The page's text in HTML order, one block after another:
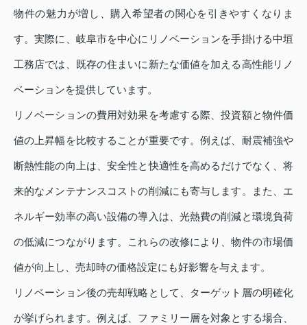
物件の魅力が増し、購入希望者の関心を引きやすくなりま
す。実際に、岐阜市を中心にリノベーションを手掛ける中垣
工務店では、既存の住まいに新たな価値を加える高性能リノ
ベーションを提供しています。
リノベーションの費用対効果を考慮する際、投資額と物件価
値の上昇幅を比較することが重要です。例えば、耐震補強や
断熱性能の向上は、安全性と快適性を高めるだけでなく、将
来的なメンテナンスコストの削減にも寄与します。また、エ
ネルギー効率の高い設備の導入は、光熱費の削減と環境負荷
の低減につながります。これらの改修により、物件の市場価
値が向上し、売却時の価格設定にも好影響を与えます。
リノベーション後の売却戦略として、ターゲット層の明確化
が挙げられます。例えば、ファミリー層を対象とする場合、